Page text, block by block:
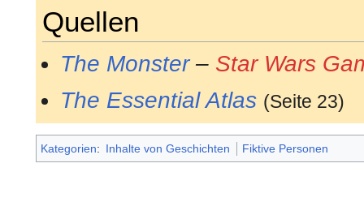
Quellen
The Monster– Star Wars
The Essential Atlas (Seite 23)
Kategorien: Inhalte von Geschichten Fiktive Personen